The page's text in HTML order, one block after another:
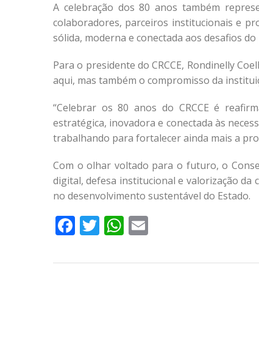
A celebração dos 80 anos também
colaboradores, parceiros institucionais e
sólida, moderna e conectada aos desafios
Para o presidente do CRCCE, Rondinelly
aqui, mas também o compromisso da
“Celebrar os 80 anos do CRCCE é
estratégica, inovadora e conectada às
trabalhando para fortalecer ainda mais a
Com o olhar voltado para o futuro, o
digital, defesa institucional e valorização da
no desenvolvimento sustentável do Estado.
Facebook
TwitterWhatsApp